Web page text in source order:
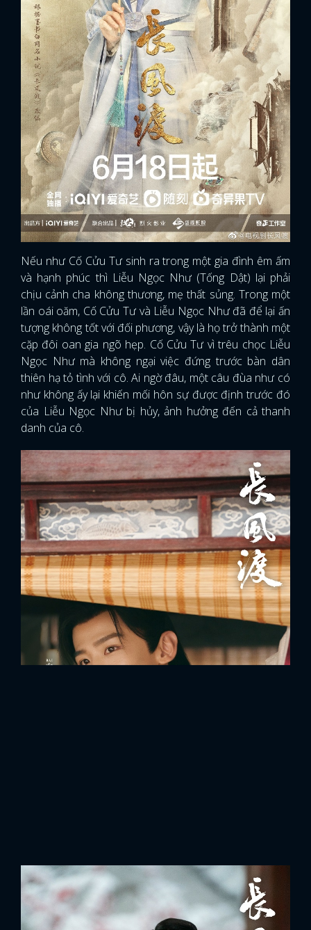
Nếu như Cố Cửu Tư sinh ra trong một gia đình êm ấm
và hạnh phúc thì Liễu Ngọc Như (Tống Dật) lại phải
chịu cảnh cha không thương, mẹ thất sủng. Trong một
lần oái oăm, Cố Cửu Tư và Liễu Ngọc Như đã để lại ấn
tượng không tốt với đối phương, vậy là họ trở thành một
cặp đôi oan gia ngõ hẹp. Cố Cửu Tư vì trêu chọc Liễu
Ngọc Như mà không ngại việc đứng trước bàn dân
thiên hạ tỏ tình với cô. Ai ngờ đâu, một câu đùa như có
như không ấy lại khiến mối hôn sự được định trước đó
của Liễu Ngọc Như bị hủy, ảnh hưởng đến cả thanh
danh của cô.